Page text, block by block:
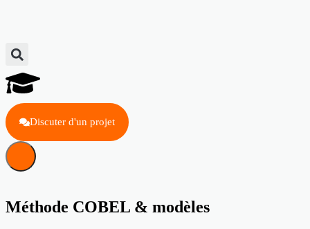
Discuter d'un projet
Méthode COBEL & modèles